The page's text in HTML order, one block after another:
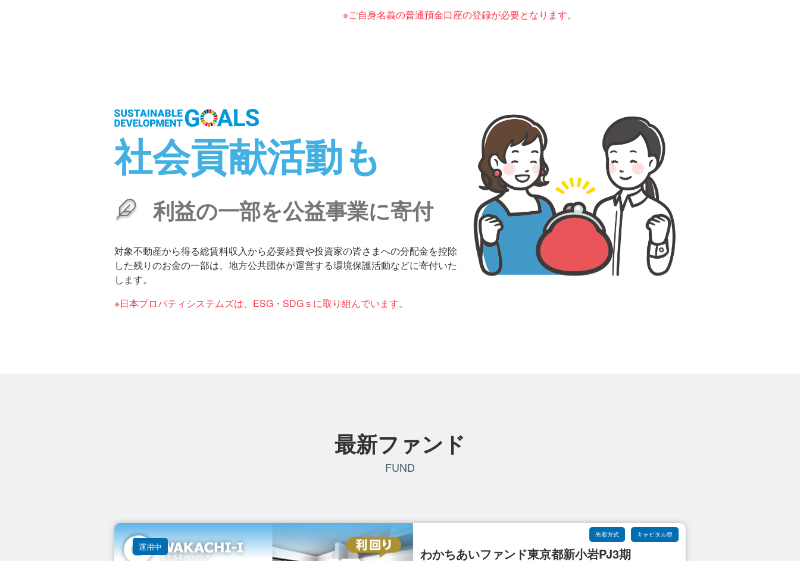
※ご自身名義の普通預金口座の登録が必要となります。
社会貢献活動も
利益の一部を公益事業に寄付
対象不動産から得る総賃料収入から必要経費や投資家の皆さまへの分配金を控除
した残りのお金の一部は、地方公共団体が運営する環境保護活動などに寄付いた
します。
※日本プロパティシステムズは、ESG・SDGｓに取り組んでいます。
最新ファンド
FUND
運用中 わかちあいファンド東京都新小岩PJ3期
先着方式 キャピタル型